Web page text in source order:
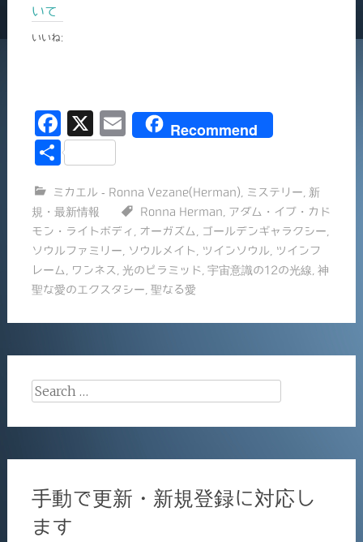
いて
いいね:
F
a
e
b
o
o
X
E
l
Recommend
共
ミカエル - Ronna Vezane(Herman) ミステリー
新
規・最新情報
Ronna Herman
アダム・イブ・カド
モン・ライトボディ
オーガズム ゴールデンギャラクシー
ソウルファミリー
ソウルメイト ツインソウル
ツインフ
レーム
ワンネス 光のピラミッド 宇宙意識の12の光線 神
聖な愛のエクスタシー 聖なる愛
Search
手動で更新・新規登録に対応し
ます